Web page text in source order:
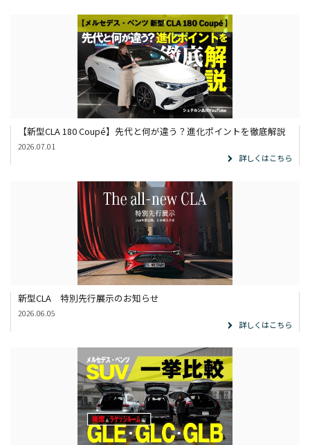
【新型CLA 180 Coupé】先代と何が違う？進化ポイントを徹底解説
2026.07.01
詳しくはこちら
新型CLA 特別先行展示のお知らせ
2026.06.05
詳しくはこちら